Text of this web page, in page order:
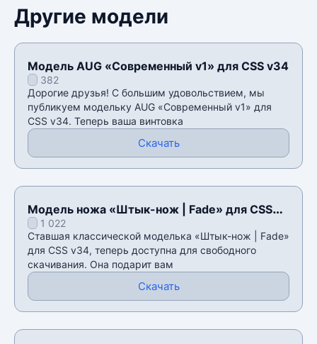
Другие модели
Модель AUG «Современный v1» для CSS v34
382
Дорогие друзья! С большим удовольствием, мы
публикуем модельку AUG «Современный v1» для
CSS v34. Теперь ваша винтовка
Скачать
Модель ножа «Штык-нож | Fade» для CSS
v341 022
Ставшая классической моделька «Штык-нож | Fade»
для CSS v34, теперь доступна для свободного
скачивания. Она подарит вам
Скачать